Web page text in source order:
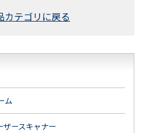
カテゴリに戻る
ム
ザースキャナー